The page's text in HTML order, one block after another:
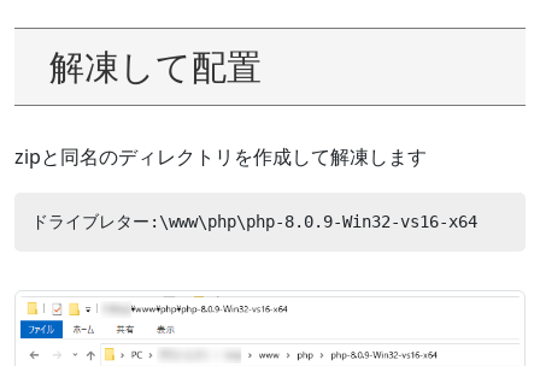
解凍して配置
zipと同名のディレクトリを作成して解凍します
ドライブレター:\www\php\php-8.0.9-Win32-vs16-x64